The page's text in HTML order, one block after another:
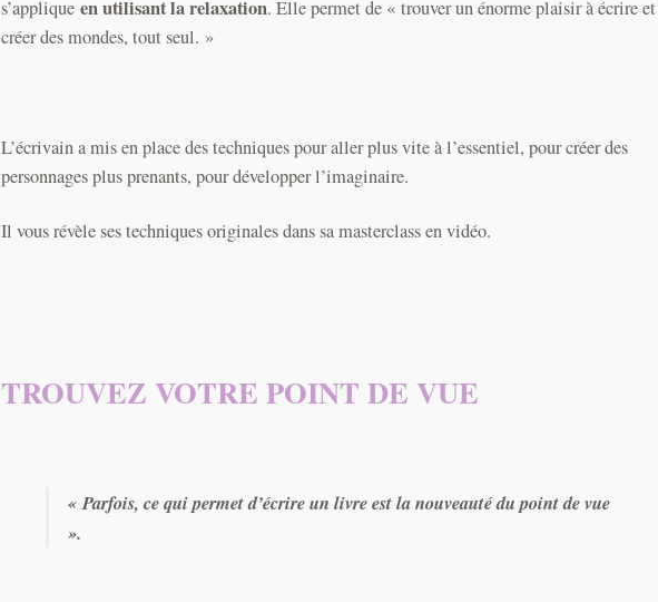
s’appliqueen utilisant la relaxation. Elle permet de « trouver un énorme plaisir à écrire et
créer des mondes, tout seul. »
L’écrivain a mis en place des techniques pour aller plus vite à l’essentiel, pour créer des
personnages plus prenants, pour développer l’imaginaire.
Il vous révèle ses techniques originales dans sa masterclass en vidéo.
TROUVEZ VOTRE POINT DE VUE
« Parfois, ce qui permet d’écrire un livre est la nouveauté du point de vue
».